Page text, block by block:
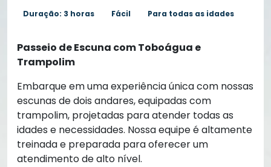
Duração: 3 horas Fácil Para todas as idades
Passeio de Escuna com Toboágua e
Trampolim
Embarque em uma experiência única com nossas
escunas de dois andares, equipadas com
trampolim, projetadas para atender todas as
idades e necessidades. Nossa equipe é altamente
treinada e preparada para oferecer um
atendimento de alto nível.